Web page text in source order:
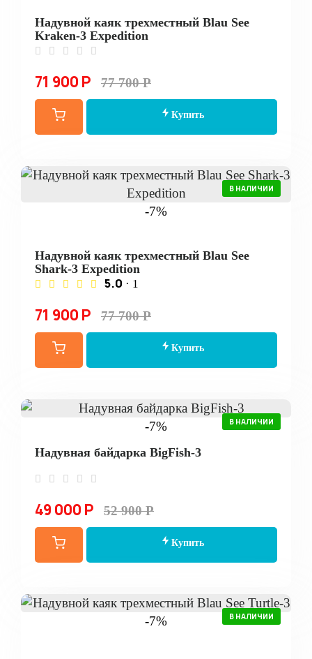
Надувной каяк трехместный Blau See
Kraken-3 Expedition
71 900 Р 77 700 Р
Купить
-7%
В НАЛИЧИИ
Надувной каяк трехместный Blau See
Shark-3 Expedition
5.0 · 1
71 900 Р 77 700 Р
Купить
-7% В НАЛИЧИИ
Надувная байдарка BigFish-3
49 000 Р 52 900 Р
Купить
-7% В НАЛИЧИИ